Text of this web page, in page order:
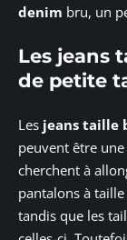
denim bru, un
Les jeans
de petite
Les jeans taille
peuvent être
cherchent à
pantalons à
tandis que les